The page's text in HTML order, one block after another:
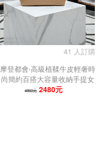
41 人訂購
摩登都會‧高級植鞣牛皮輕奢時
尚簡約百搭大容量收納手提女
單肩包｜托特包
4960元 2480元